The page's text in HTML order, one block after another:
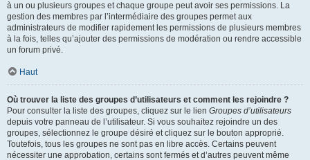
à un ou plusieurs groupes et chaque groupe peut avoir ses permissions. La
gestion des membres par l’intermédiaire des groupes permet aux
administrateurs de modifier rapidement les permissions de plusieurs membres
à la fois, telles qu’ajouter des permissions de modération ou rendre accessible
un forum privé.
Haut
Où trouver la liste des groupes d’utilisateurs et comment les rejoindre ?
Pour consulter la liste des groupes, cliquez sur le lien Groupes d’utilisateurs
depuis votre panneau de l’utilisateur. Si vous souhaitez rejoindre un des
groupes, sélectionnez le groupe désiré et cliquez sur le bouton approprié.
Toutefois, tous les groupes ne sont pas en libre accès. Certains peuvent
nécessiter une approbation, certains sont fermés et d’autres peuvent même